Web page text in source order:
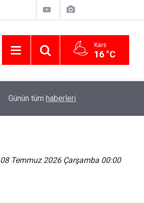
Kars
16 °C
Günün tüm haberleri
08 Temmuz 2026 Çarşamba 00:00